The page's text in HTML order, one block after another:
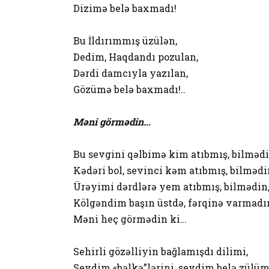
Dizimə belə baxmadı!
Bu İldırımmış üzülən,
Dedim, Haqdandı pozulan,
Dərdi damcıyla yazılan,
Gözümə belə baxmadı!..
Məni görmədin...
Bu sevgini qəlbimə kim atıbmış,
Kədəri bol, sevinci kəm atıbmış,
Ürəyimi dərdlərə yem atıbmış, bilmədin,
Kölgəndim başın üstdə, fərqinə
Məni heç görmədin ki…
Sehirli gözəlliyin bağlamışdı dilimi,